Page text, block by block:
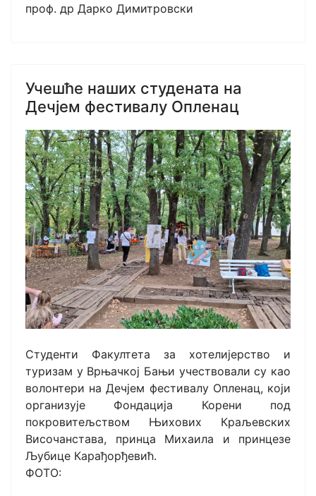
проф. др Дарко Димитровски
Учешће наших студената на
Дечјем фестивалу Опленац
Студенти Факултета за хотелијерство и
туризам у Врњачкој Бањи учествовали су као
волонтери на Дечјем фестивалу Опленац, који
организује Фондација Корени под
покровитељством Њихових Краљевских
Височанстава, принца Михаила и принцезе
Љубице Карађорђевић.
ФОТО: